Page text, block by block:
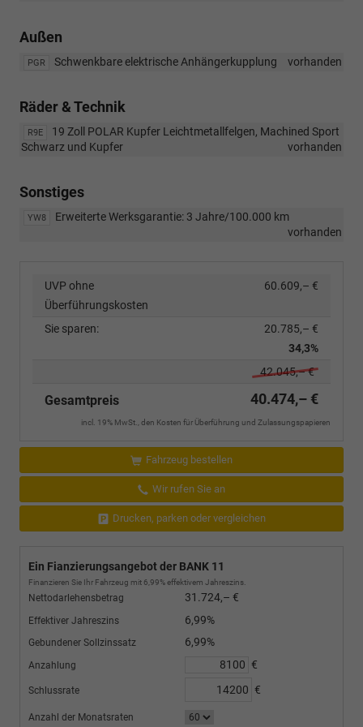
Außen
PGR Schwenkbare elektrische Anhängerkupplung vorhanden
Räder & Technik
R9E
19 Zoll POLAR Kupfer Leichtmetallfelgen, Machined Sport
Schwarz und Kupfer
vorhanden
Sonstiges
YW8
Erweiterte Werksgarantie: 3 Jahre/100.000 km
vorhanden
UVP ohne
Überführungskosten
60.609,– €
Sie sparen:
20.785,– €
34,3%
42.045,– €
Gesamtpreis 40.474,– €
incl. 19% MwSt., den Kosten für Überführung und Zulassungspapieren
Fahrzeug bestellen
Wir rufen Sie an
Drucken, parken oder vergleichen
Ein Fianzierungsangebot der BANK 11
Finanzieren Sie Ihr Fahrzeug mit 6,99% effektivem Jahreszins.
Nettodarlehensbetrag 31.724,– €
Effektiver Jahreszins 6,99%
Gebundener Sollzinssatz 6,99%
Anzahlung €
Schlussrate €
Anzahl der Monatsraten